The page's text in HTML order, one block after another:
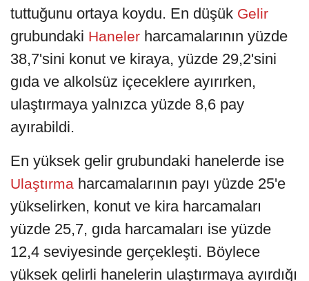
tuttuğunu ortaya koydu. En düşük Gelir
grubundaki Haneler harcamalarının yüzde
38,7'sini konut ve kiraya, yüzde 29,2'sini
gıda ve alkolsüz içeceklere ayırırken,
ulaştırmaya yalnızca yüzde 8,6 pay
ayırabildi.
En yüksek gelir grubundaki hanelerde ise
Ulaştırma harcamalarının payı yüzde 25'e
yükselirken, konut ve kira harcamaları
yüzde 25,7, gıda harcamaları ise yüzde
12,4 seviyesinde gerçekleşti. Böylece
yüksek gelirli hanelerin ulaştırmaya ayırdığı